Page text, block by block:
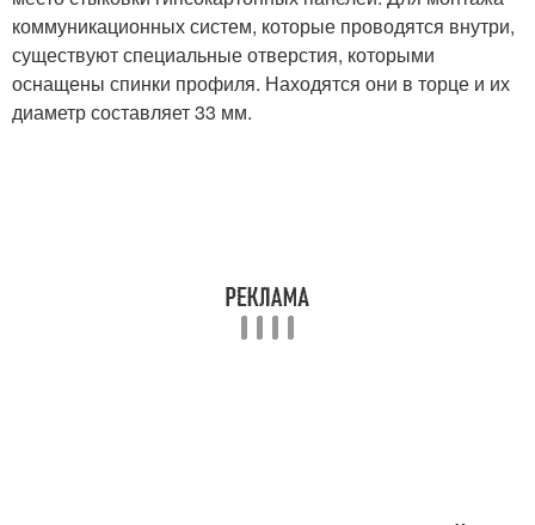
коммуникационных систем, которые проводятся внутри,
существуют специальные отверстия, которыми
оснащены спинки профиля. Находятся они в торце и их
диаметр составляет 33 мм.